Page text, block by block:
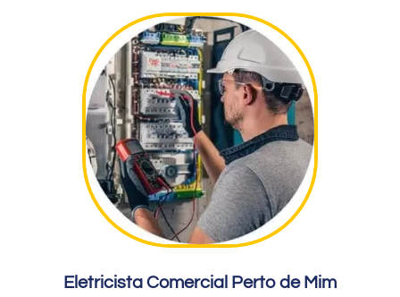
Eletricista Comercial Perto de Mim